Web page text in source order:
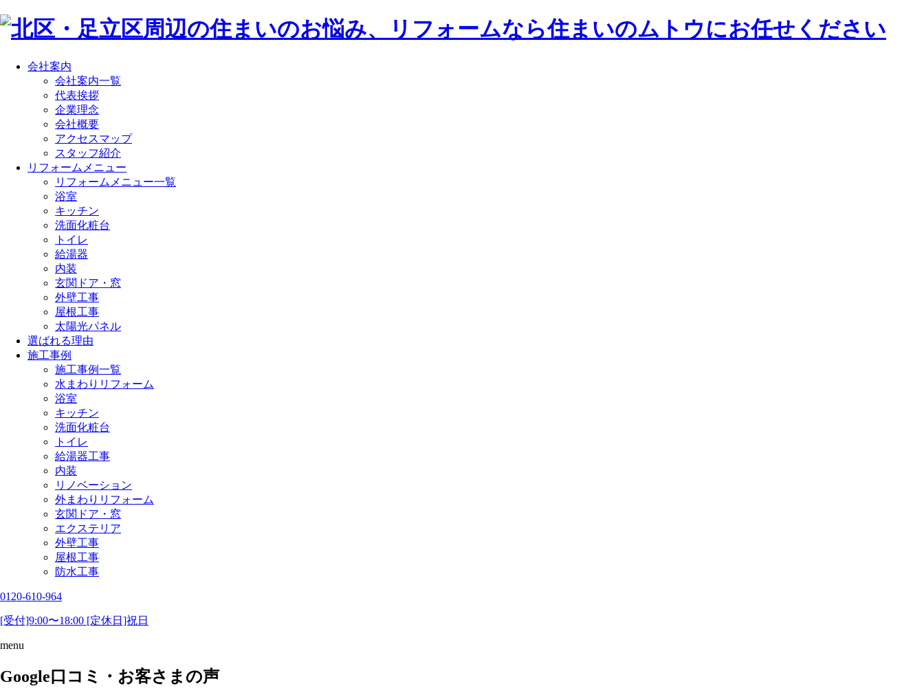
会社案内
会社案内一覧
代表挨拶
企業理念
会社概要
アクセスマップ
スタッフ紹介
リフォームメニュー
リフォームメニュー一覧
浴室
キッチン
洗面化粧台
トイレ
給湯器
内装
玄関ドア・窓
外壁工事
屋根工事
太陽光パネル
選ばれる理由
施工事例
施工事例一覧
水まわりリフォーム
浴室
キッチン
洗面化粧台
トイレ
給湯器工事
内装
リノベーション
外まわりリフォーム
玄関ドア・窓
エクステリア
外壁工事
屋根工事
防水工事
0120-610-964
[受付]9:00〜18:00 [定休日]祝日
menu
Google口コミ・お客さまの声